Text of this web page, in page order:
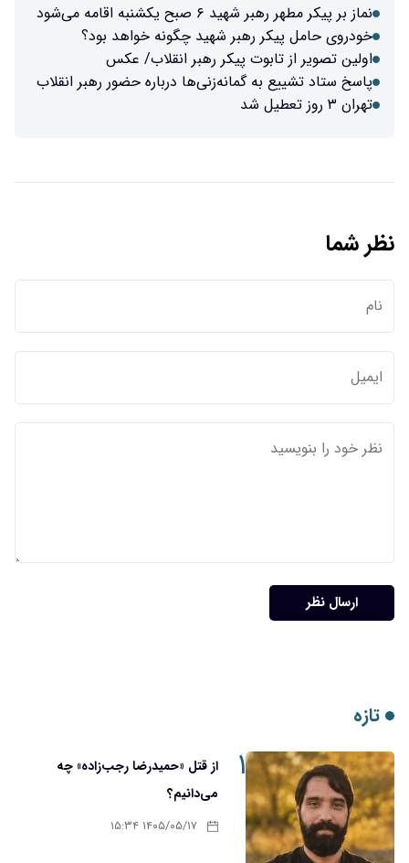
نماز بر پیکر مطهر رهبر شهید ۶ صبح یکشنبه اقامه می‌شود
خودروی حامل پیکر رهبر شهید چگونه خواهد بود؟
اولین تصویر از تابوت پیکر رهبر انقلاب/ عکس
پاسخ ستاد تشییع به گمانه‌زنی‌ها درباره حضور رهبر انقلاب
تهران ۳ روز تعطیل شد
نظر شما
ارسال نظر
تازه
۱
از قتل «حمیدرضا رجب‌زاده» چه
می‌دانیم؟
۱۴۰۵/۰۵/۱۷ ۱۵:۳۴